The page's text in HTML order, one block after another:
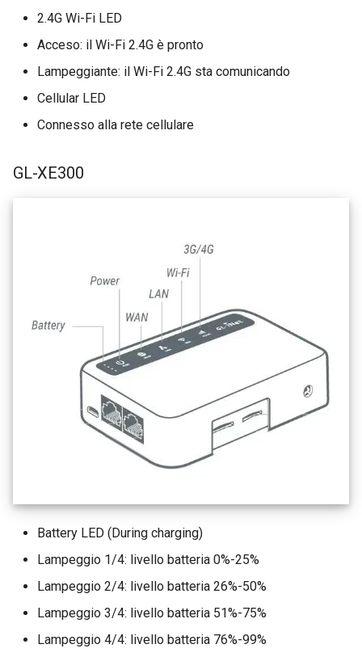
2.4G Wi-Fi LED
Acceso: il Wi-Fi 2.4G è pronto
Lampeggiante: il Wi-Fi 2.4G sta comunicando
Cellular LED
Connesso alla rete cellulare
GL-XE300
Battery LED (During charging)
Lampeggio 1/4: livello batteria 0%-25%
Lampeggio 2/4: livello batteria 26%-50%
Lampeggio 3/4: livello batteria 51%-75%
Lampeggio 4/4: livello batteria 76%-99%